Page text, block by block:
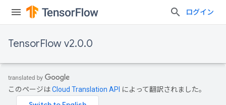
ログイン
TensorFlow v2.0.0
このページはCloud Translation API によって翻訳されました。